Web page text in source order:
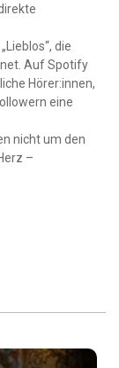
die
Auf Spotify
Hörer:innen,
eine
nicht um den
–